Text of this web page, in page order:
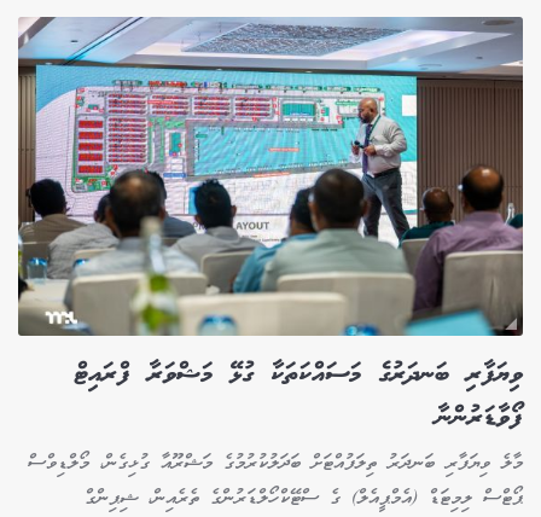
ވިޔަފާރި ބަނދަރުގެ މަސައްކަތަކާ ގުޅޭ މަޝްވަރާ ފްރައިޓް
ފޯވާޑަރުންނާ
މާލެ ވިޔަފާރި ބަނދަރު ތިލަފުއްޓަށް ބަދަލުކުރުމުގެ މަޝްރޫއާ ގުޅިގެން، މޯލްޑިވްސް
ޕޯޓްސް ލިމިޓަޑް (އެމްޕީއެލް) ގެ ސްޓޭކްހޯލްޑަރުންގެ ތެރެއިން، ޝިޕިންގް